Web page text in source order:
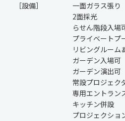
［設備］
一面ガラス張り
2面採光
らせん階段入場
プライベートプ
リビングルーム
ガーデン入場可
ガーデン演出可
常設プロジェク
専用エントラン
キッチン併設
プロジェクショ